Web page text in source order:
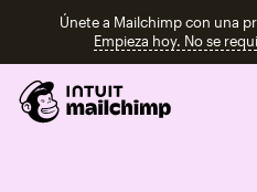
Únete a Mailchimp con una
Empieza hoy. No se